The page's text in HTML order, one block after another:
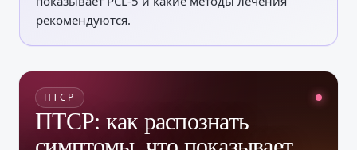
рекомендуются.
ПТСР
ПТСР: как распознать